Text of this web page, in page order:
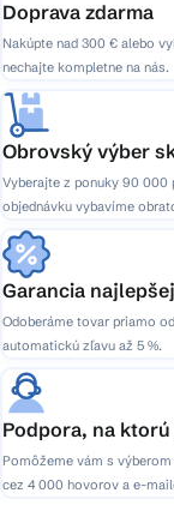
Doprava zdarma
Nakúpte nad 300 € alebo
nechajte kompletne na nás.
Obrovský výber
Vyberajte z ponuky 90 000
objednávku vybavíme
Garancia
Odoberáme tovar priamo
automatickú zľavu až 5 %.
Podpora, na
Pomôžeme vám s
cez 4 000 hovorov a e-